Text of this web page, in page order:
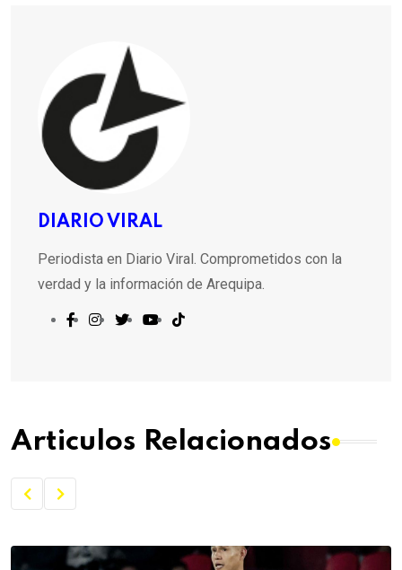
DIARIO VIRAL
Periodista en Diario Viral. Comprometidos con la
verdad y la información de Arequipa.
Articulos Relacionados